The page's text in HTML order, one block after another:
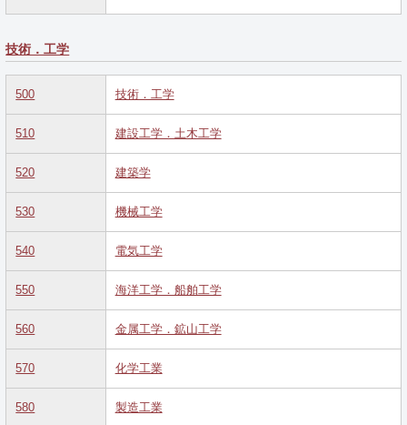
技術．工学
500 技術．工学
510 建設工学．土木工学
520 建築学
530 機械工学
540 電気工学
550 海洋工学．船舶工学
560 金属工学．鉱山工学
570 化学工業
580 製造工業